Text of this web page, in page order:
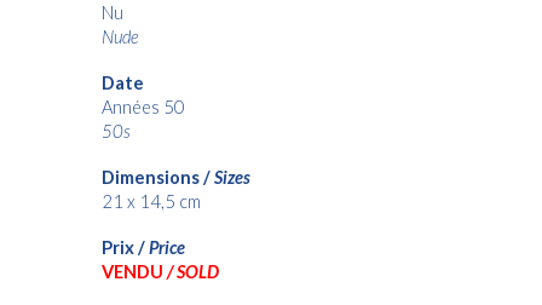
Nu
Nude
Date
Années 50
50s
Dimensions /Sizes
21 x 14,5 cm
Prix /Price
VENDU/ SOLD